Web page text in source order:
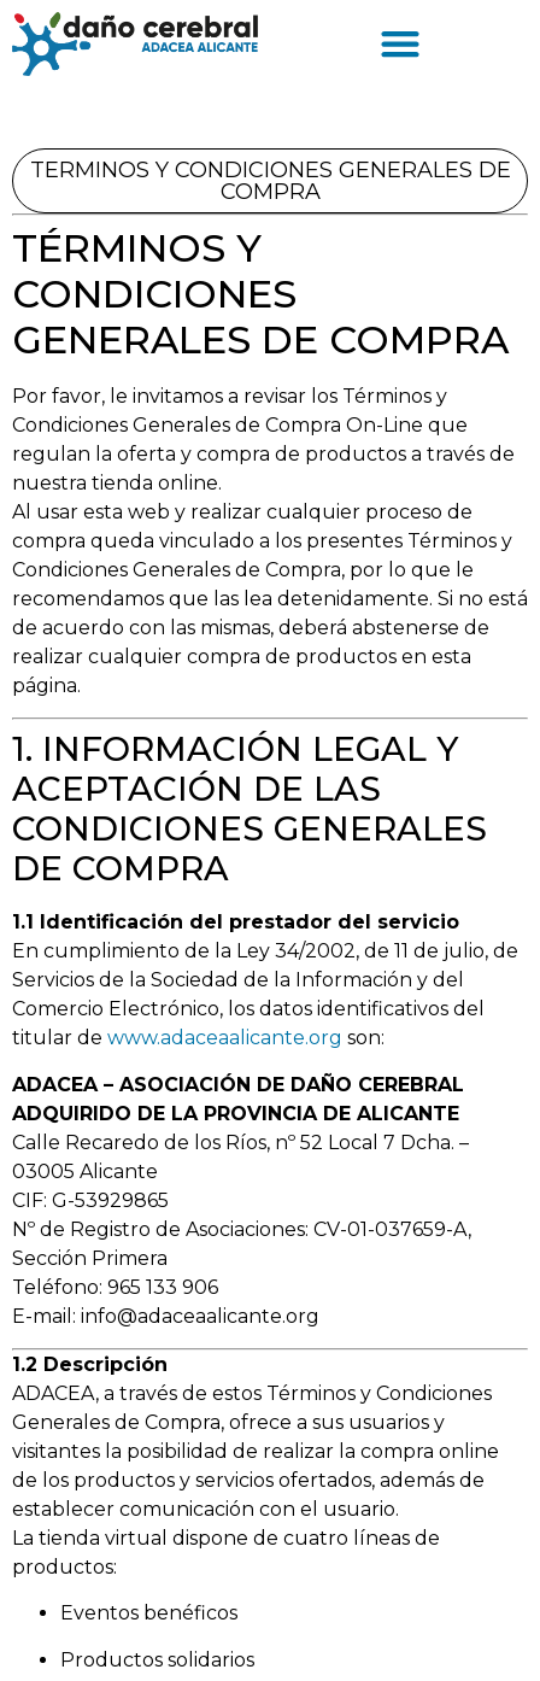
TERMINOS Y CONDICIONES GENERALES DE
COMPRA
TÉRMINOS Y
CONDICIONES
GENERALES DE COMPRA
Por favor, le invitamos a revisar los Términos y
Condiciones Generales de Compra On-Line que
regulan la oferta y compra de productos a través de
nuestra tienda online.
Al usar esta web y realizar cualquier proceso de
compra queda vinculado a los presentes Términos y
Condiciones Generales de Compra, por lo que le
recomendamos que las lea detenidamente. Si no está
de acuerdo con las mismas, deberá abstenerse de
realizar cualquier compra de productos en esta
página.
1. INFORMACIÓN LEGAL Y
ACEPTACIÓN DE LAS
CONDICIONES GENERALES
DE COMPRA
1.1 Identificación del prestador del servicio
En cumplimiento de la Ley 34/2002, de 11 de julio, de
Servicios de la Sociedad de la Información y del
Comercio Electrónico, los datos identificativos del
titular de www.adaceaalicante.org son:
ADACEA – ASOCIACIÓN DE DAÑO CEREBRAL
ADQUIRIDO DE LA PROVINCIA DE ALICANTE
Calle Recaredo de los Ríos, nº 52 Local 7 Dcha. –
03005 Alicante
CIF: G-53929865
Nº de Registro de Asociaciones: CV-01-037659-A,
Sección Primera
Teléfono: 965 133 906
E-mail: info@adaceaalicante.org
1.2 Descripción
ADACEA, a través de estos Términos y Condiciones
Generales de Compra, ofrece a sus usuarios y
visitantes la posibilidad de realizar la compra online
de los productos y servicios ofertados, además de
establecer comunicación con el usuario.
La tienda virtual dispone de cuatro líneas de
productos:
Eventos benéficos
Productos solidarios